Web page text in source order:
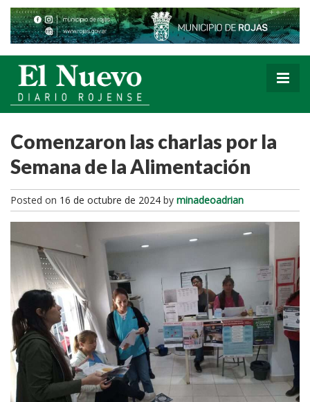
Comenzaron las charlas por la
Semana de la Alimentación
Posted on 16 de octubre de 2024 by minadeoadrian